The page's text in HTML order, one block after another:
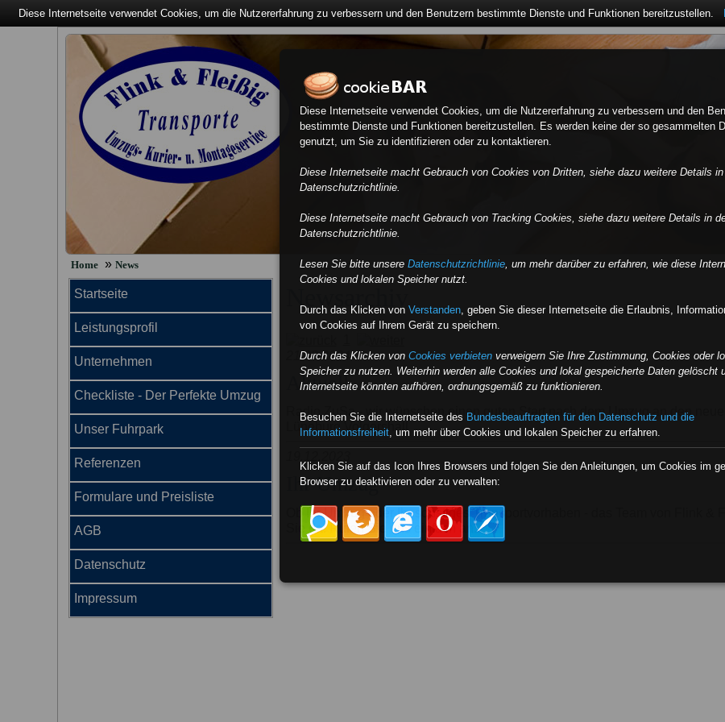
Home » News
Startseite
Leistungsprofil
Unternehmen
Checkliste - Der Perfekte Umzug
Unser Fuhrpark
Referenzen
Formulare und Preisliste
AGB
Datenschutz
Impressum
21.08.2024
Aktuell
Radio ZuSa - wir wünschen einen guten Start nach dem Umzug an den
Lüneburg Volgershall
Ihr Umzug
Ob Ihr Umzug oder Ihr sonstiges Transportvorhaben - das Team von Flink &
Sie da! Rufen Sie uns einfach an.
Diese Internetseite verwendet Cookies, um die Nutzererfahrung zu verbessern und den
bestimmte Dienste und Funktionen bereitzustellen. Es werden keine der so gesammelten
genutzt, um Sie zu identifizieren oder zu kontaktieren.
Diese Internetseite macht Gebrauch von Cookies von Dritten, siehe dazu weitere Details
Datenschutzrichtlinie.
Diese Internetseite macht Gebrauch von Tracking Cookies, siehe dazu weitere Details in
Datenschutzrichtlinie.
Lesen Sie bitte unsere Datenschutzrichtlinie, um mehr darüber zu erfahren, wie diese
Cookies und lokalen Speicher nutzt.
Durch das Klicken von Verstanden, geben Sie dieser Internetseite die Erlaubnis,
von Cookies auf Ihrem Gerät zu speichern.
Durch das Klicken von Cookies verbieten verweigern Sie Ihre Zustimmung, Cookies oder
Speicher zu nutzen. Weiterhin werden alle Cookies und lokal gespeicherte Daten gelöscht
Internetseite könnten aufhören, ordnungsgemäß zu funktionieren.
Besuchen Sie die Internetseite des Bundesbeauftragten für den Datenschutz und die
Informationsfreiheit, um mehr über Cookies und lokalen Speicher zu erfahren.
Klicken Sie auf das Icon Ihres Browsers und folgen Sie den Anleitungen, um Cookies im
Browser zu deaktivieren oder zu verwalten:
Diese Internetseite verwendet Cookies, um die Nutzererfahrung zu verbessern und den Benutzern bestimmte Dienste und Funktionen bereitzustellen.